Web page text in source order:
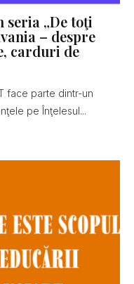
seria „De toţi
– despre
carduri de
face parte dintr-un
pe Înţelesul...